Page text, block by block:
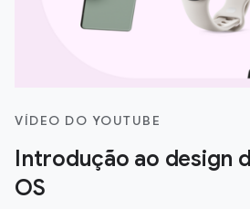
VÍDEO DO YOUTUBE
Introdução ao design
OS